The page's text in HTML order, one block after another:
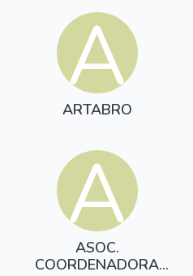
A
ARTABRO
A
ASOC.
COORDENADORA